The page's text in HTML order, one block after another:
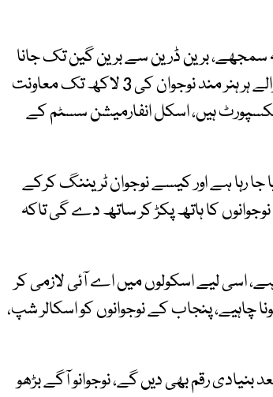
سمجھے، برین ڈرین سے برین گین تک جانا
چاہتے ہیں، پرواز کارڈ کے ذریعے بیرون ملک جانے والے ہر ہنر مند نوجوان کی 3 لاکھ تک معاونت
ہیں، اسکل انفارمیشن سسٹم کے
جا رہا ہے اور کیسے نوجوان ٹریننگ کرکے
کا ہاتھ پکڑ کر ساتھ دے گی تاکہ
اسی لیے اسکولوں میں اے آئی لازمی کر
چاہیے، پنجاب کے نوجوانوں کو اسکالر شپ،
بنیادی رقم بھی دیں گے، نوجوانو آگے بڑھو